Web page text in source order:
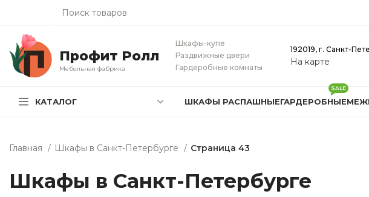
Профит Ролл
Мебельная фабрика
Шкафы-купе
Раздвижные двери
Гардеробные комнаты
192019, г. Санкт-
На карте
КАТАЛОГ ШКАФЫ РАСПАШНЫЕГАРДЕРОБНЫЕ
SALE
Главная Шкафы в Санкт-Петербурге Страница 43
Шкафы в Санкт-Петербурге